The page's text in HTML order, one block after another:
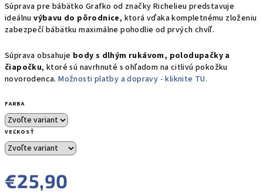
Súprava pre bábätko Grafko od značky Richelieu predstavuje
ideálnuvýbavu do pôrodnice, ktorá vďaka kompletnému zloženiu
zabezpečí bábätku maximálne pohodlie od prvých chvíľ.
Súprava obsahuje body s dlhým rukávom, polodupačky a
čiapočku, ktoré sú navrhnuté s ohľadom na citlivú pokožku
novorodenca.Možnosti platby a dopravy - kliknite TU.
FARBA
VEĽKOSŤ
€25,90